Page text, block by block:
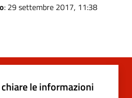
: 29 settembre 2017, 11:38
le informazioni